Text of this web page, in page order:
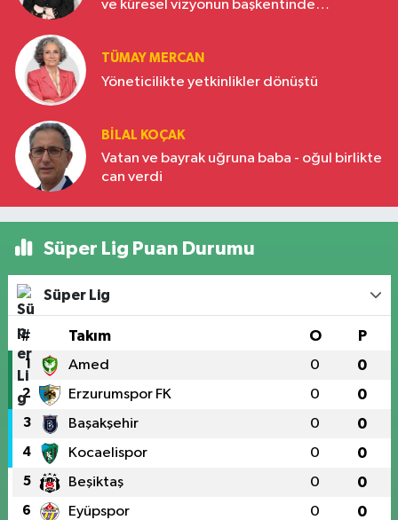
ve küresel vizyonun başkentinde
TÜMAY MERCAN
Yöneticilikte yetkinlikler dönüştü
BILAL KOÇAK
Vatan ve bayrak uğruna baba - oğul birlikte
can verdi
Süper Lig Puan Durumu
Süper Lig
# Takım O P
1 Amed 0 0
2 Erzurumspor FK 0 0
3 Başakşehir 0 0
4 Kocaelispor 0 0
5 Beşiktaş 0 0
6 Eyüpspor 0 0